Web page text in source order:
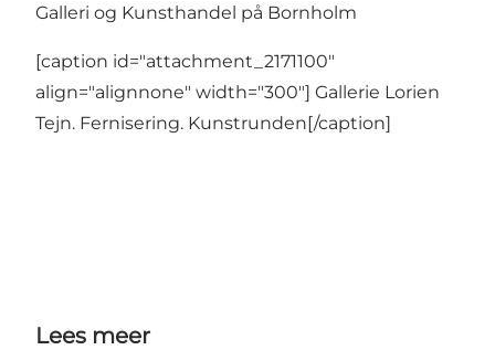
Galleri og Kunsthandel på Bornholm
[caption id="attachment_2171100"
align="alignnone" width="300"] Gallerie Lorien
Tejn. Fernisering. Kunstrunden[/caption]
Lees meer